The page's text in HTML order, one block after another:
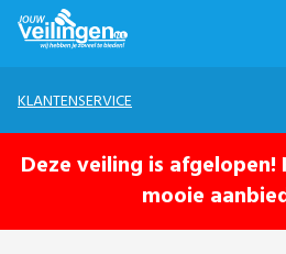
KLANTENSERVICE
Deze veiling is
mooie